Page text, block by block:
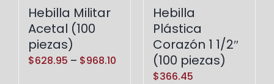
la
página
de
página
de
producto
Hebilla Militar
Acetal (100
piezas)
$628.95 – $968.10
Hebilla
Plástica
Corazón 1 1/2″
(100 piezas)
$366.45